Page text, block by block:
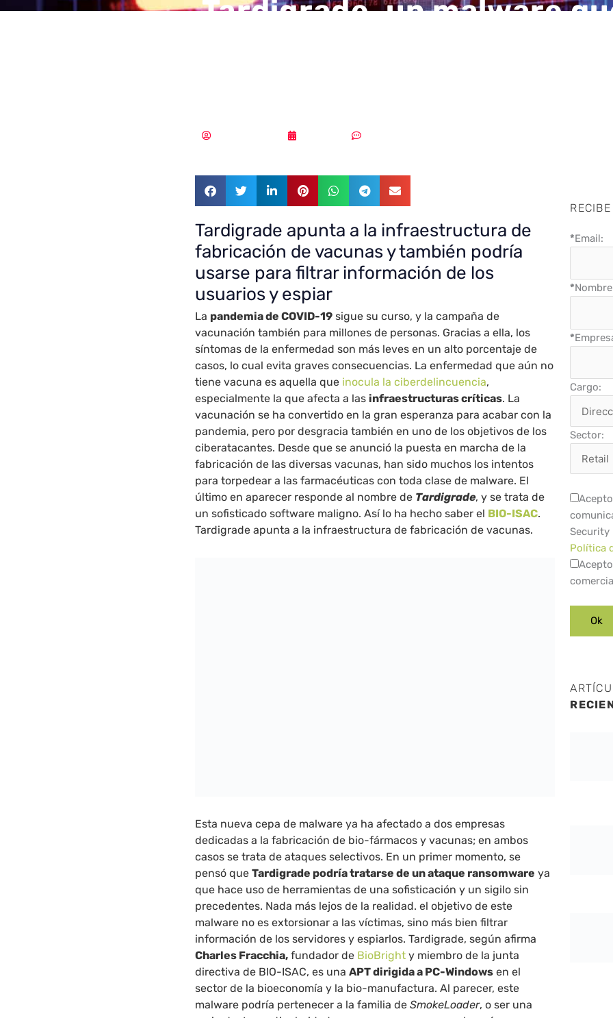
Tardigrade, un malware
Tardigrade apunta a la infraestructura de
fabricación de vacunas y también podría
usarse para filtrar información de los
usuarios y espiar
La pandemia de COVID-19 sigue su curso, y la campaña de
vacunación también para millones de personas. Gracias a ella, los
síntomas de la enfermedad son más leves en un alto porcentaje de
casos, lo cual evita graves consecuencias. La enfermedad que aún no
tiene vacuna es aquella que inocula la ciberdelincuencia,
especialmente la que afecta a las infraestructuras críticas. La
vacunación se ha convertido en la gran esperanza para acabar con la
pandemia, pero por desgracia también en uno de los objetivos de los
ciberatacantes. Desde que se anunció la puesta en marcha de la
fabricación de las diversas vacunas, han sido muchos los intentos
para torpedear a las farmacéuticas con toda clase de malware. El
último en aparecer responde al nombre de Tardigrade, y se trata de
un sofisticado software maligno. Así lo ha hecho saber el BIO-ISAC.
Tardigrade apunta a la infraestructura de fabricación de vacunas.
Esta nueva cepa de malware ya ha afectado a dos empresas
dedicadas a la fabricación de bio-fármacos y vacunas; en ambos
casos se trata de ataques selectivos. En un primer momento, se
pensó queTardigrade podría tratarse de un ataque ransomware ya
que hace uso de herramientas de una sofisticación y un sigilo sin
precedentes. Nada más lejos de la realidad. el objetivo de este
malware no es extorsionar a las víctimas, sino más bien filtrar
información de los servidores y espiarlos. Tardigrade, según afirma
Charles Fracchia, fundador de BioBright y miembro de la junta
directiva de BIO-ISAC, es unaAPT dirigida a PC-Windows en el
sector de la bioeconomía y la bio-manufactura. Al parecer, este
malware podría pertenecer a la familia deSmokeLoader, o ser una
*Email:
*
*
Cargo:
Sector:
Security
Política